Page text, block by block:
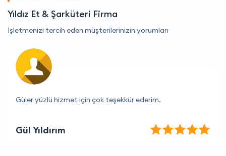
Yıldız Et & Şarküteri Firma
İşletmenizi tercih eden müşterilerinizin yorumları
Firma gerçekten işini biliyor.
Arzu Tezcan